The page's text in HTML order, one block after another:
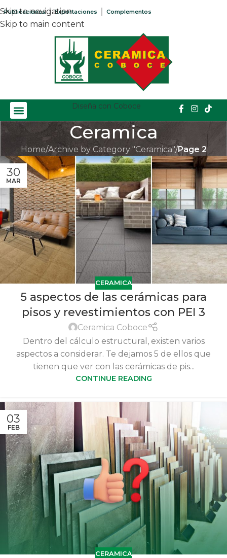
Skip to navigation
Skip to main content
Publicaciones Exportaciones Complementos
Diseña con Coboce
Ceramica
Home/Archive by Category "Ceramica"/Page 2
30
MAR
CERAMICA
5 aspectos de las cerámicas para
pisos y revestimientos con PEI 3
Ceramica Coboce
Dentro del cálculo estructural, existen varios
aspectos a considerar. Te dejamos 5 de ellos que
tienen que ver con las cerámicas de pis...
CONTINUE READING
03
FEB
CERAMICA